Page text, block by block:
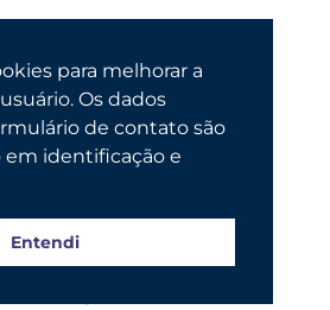
para melhorar a
Os dados
de contato são
em identificação e
Entendi